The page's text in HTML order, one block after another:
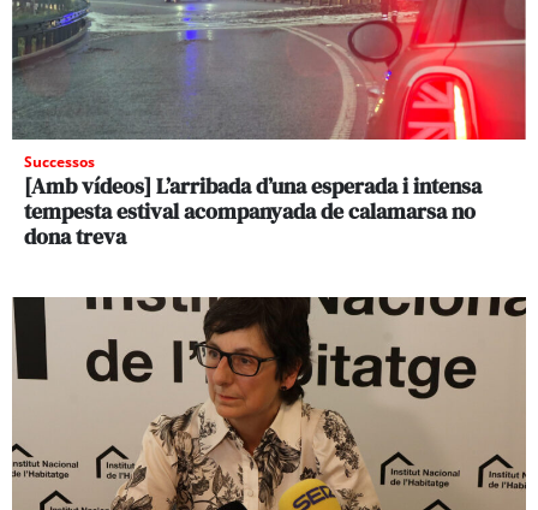
Successos
[Amb vídeos] L’arribada d’una esperada i intensa
tempesta estival acompanyada de calamarsa no
dona treva